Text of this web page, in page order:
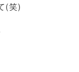
て(笑)
っていた）